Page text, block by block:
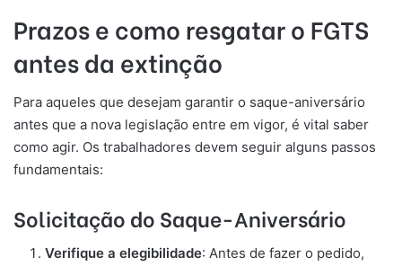
Prazos e como resgatar o FGTS
antes da extinção
Para aqueles que desejam garantir o saque-aniversário
antes que a nova legislação entre em vigor, é vital saber
como agir. Os trabalhadores devem seguir alguns passos
fundamentais:
Solicitação do Saque-Aniversário
Verifique a elegibilidade: Antes de fazer o pedido,